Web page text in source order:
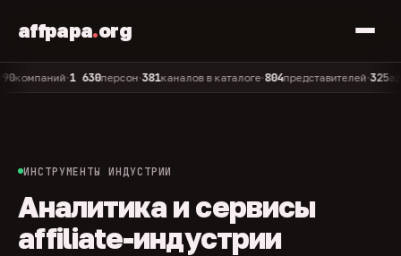
affpapa.org
•1 630персон•381каналов в каталоге•804представителей•325
ИНСТРУМЕНТЫ ИНДУСТРИИ
Аналитика и сервисы
affiliate-индустрии